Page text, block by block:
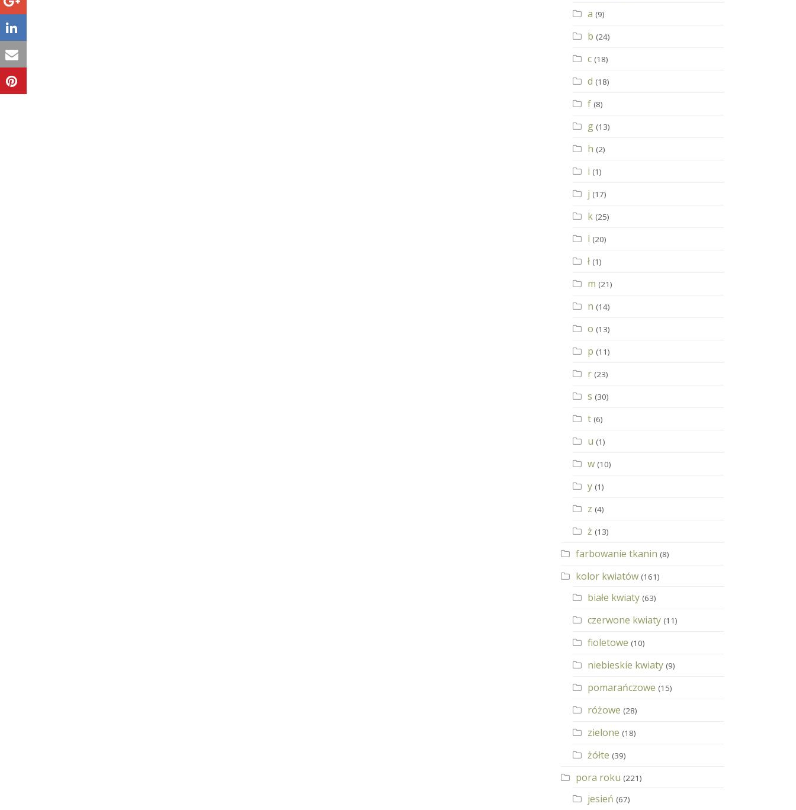
a (9)
b (24)
c (18)
d (18)
f (8)
g (13)
h (2)
i (1)
j (17)
k (25)
l (20)
ł (1)
m (21)
n (14)
o (13)
p (11)
r (23)
s (30)
t (6)
u (1)
w (10)
y (1)
z (4)
ż (13)
farbowanie tkanin (8)
kolor kwiatów (161)
białe kwiaty (63)
czerwone kwiaty (11)
fioletowe (10)
niebieskie kwiaty (9)
pomarańczowe (15)
różowe (28)
zielone (18)
żółte (39)
pora roku (221)
jesień (67)